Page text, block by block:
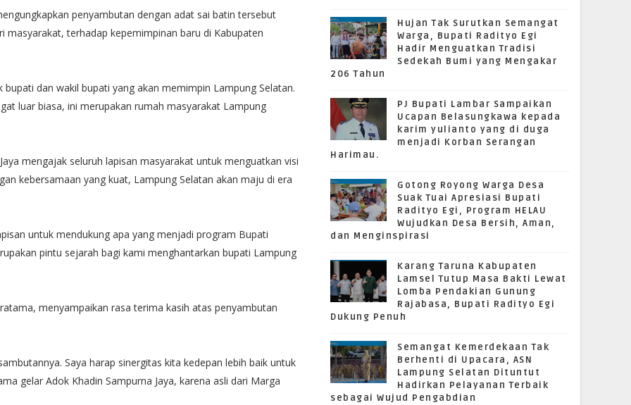
penyambutan dengan adat sai batin tersebut
terhadap kepemimpinan baru di Kabupaten
dan wakil bupati yang akan memimpin Lampung Selatan.
luar biasa, ini merupakan rumah masyarakat Lampung
mengajak seluruh lapisan masyarakat untuk menguatkan visi
kebersamaan yang kuat, Lampung Selatan akan maju di era
untuk mendukung apa yang menjadi program Bupati
pintu sejarah bagi kami menghantarkan bupati Lampung
menyampaikan rasa terima kasih atas penyambutan
Saya harap sinergitas kita kedepan lebih baik untuk
gelar Adok Khadin Sampurna Jaya, karena asli dari Marga
Hujan Tak Surutkan Semangat
Warga, Bupati Radityo Egi
Hadir Menguatkan Tradisi
Sedekah Bumi yang Mengakar
206 Tahun
PJ Bupati Lambar Sampaikan
Ucapan Belasungkawa kepada
karim yulianto yang di duga
menjadi Korban Serangan
Harimau.
Gotong Royong Warga Desa
Suak Tuai Apresiasi Bupati
Radityo Egi, Program HELAU
Wujudkan Desa Bersih, Aman,
dan Menginspirasi
Karang Taruna Kabupaten
Lamsel Tutup Masa Bakti Lewat
Lomba Pendakian Gunung
Rajabasa, Bupati Radityo Egi
Dukung Penuh
Semangat Kemerdekaan Tak
Berhenti di Upacara, ASN
Lampung Selatan Dituntut
Hadirkan Pelayanan Terbaik
sebagai Wujud Pengabdian